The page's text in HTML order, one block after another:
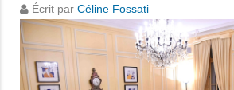
Écrit par Céline Fossati